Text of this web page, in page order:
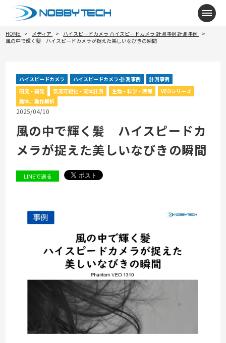
メニ
HOME メディア ハイスピードカメラ ハイスピードカメラ-計測事例 計測事例
風の中で輝く髪 ハイスピードカメラが捉えた美しいなびきの瞬間
ハイスピードカメラ ハイスピードカメラ-計測事例
計測事例
研究・開発
気流可視化・流体計測 生物・科学・医療
VEOシリーズ
動体、動作解析
2025/04/10
風の中で輝く髪 ハイスピードカ
メラが捉えた美しいなびきの瞬間
LINEで送る